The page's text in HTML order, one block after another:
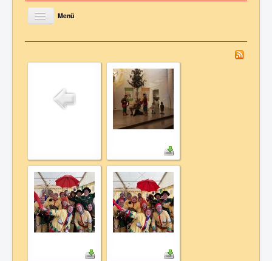
Toggle
Navigation
Menü
Vorstand & Ausschuss
Termine
Datenschutz
Links